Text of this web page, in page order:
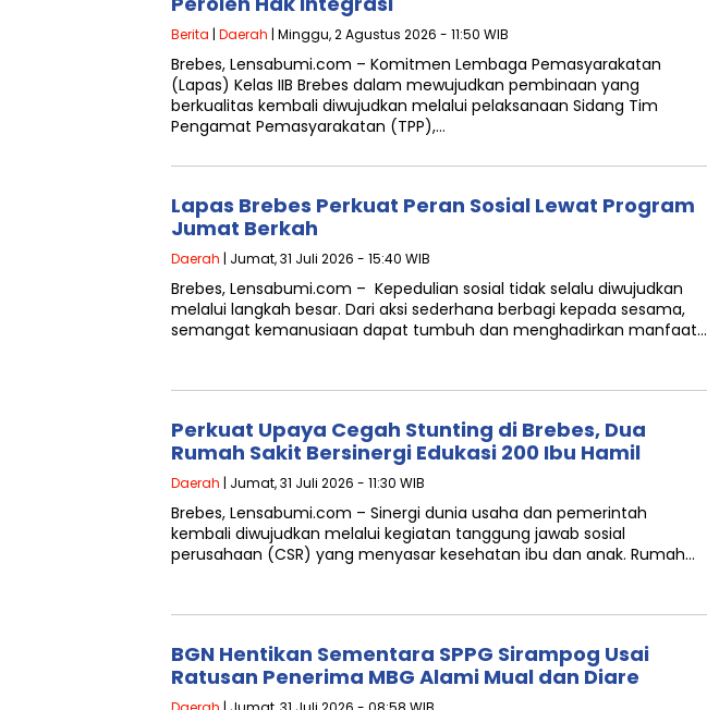
Berita | Daerah | Minggu, 2 Agustus 2026 - 11:50 WIB
Brebes, Lensabumi.com – Komitmen Lembaga Pemasyarakatan
(Lapas) Kelas IIB Brebes dalam mewujudkan pembinaan yang
berkualitas kembali diwujudkan melalui pelaksanaan Sidang Tim
Pengamat Pemasyarakatan (TPP),…
Lapas Brebes Perkuat Peran Sosial Lewat Program
Jumat Berkah
Daerah | Jumat, 31 Juli 2026 - 15:40 WIB
Brebes, Lensabumi.com – Kepedulian sosial tidak selalu diwujudkan
melalui langkah besar. Dari aksi sederhana berbagi kepada sesama,
semangat kemanusiaan dapat tumbuh dan menghadirkan manfaat…
Perkuat Upaya Cegah Stunting di Brebes, Dua
Rumah Sakit Bersinergi Edukasi 200 Ibu Hamil
Daerah | Jumat, 31 Juli 2026 - 11:30 WIB
Brebes, Lensabumi.com – Sinergi dunia usaha dan pemerintah
kembali diwujudkan melalui kegiatan tanggung jawab sosial
perusahaan (CSR) yang menyasar kesehatan ibu dan anak. Rumah…
BGN Hentikan Sementara SPPG Sirampog Usai
Ratusan Penerima MBG Alami Mual dan Diare